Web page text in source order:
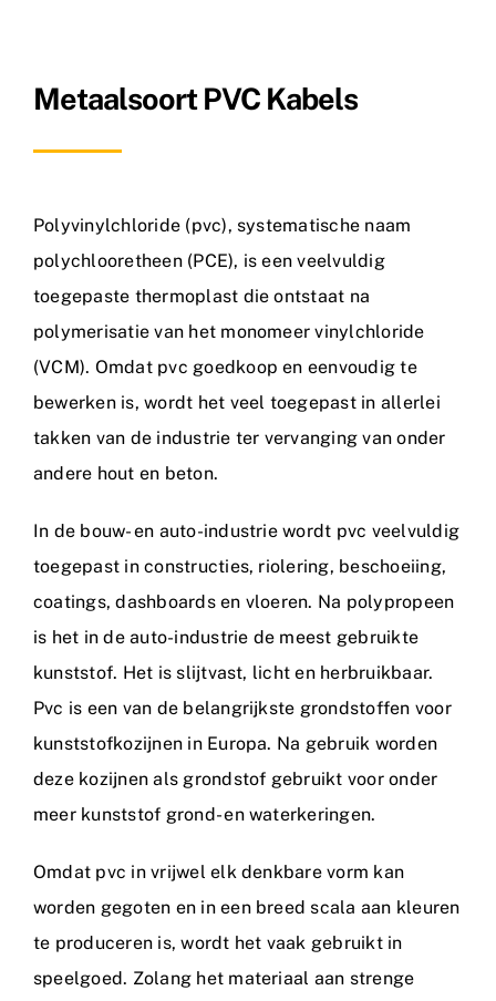
FAQ
Nieuws
Contact
Metaalsoort PVC Kabels
Polyvinylchloride (pvc), systematische naam
polychlooretheen (PCE), is een veelvuldig
toegepaste thermoplast die ontstaat na
polymerisatie van het monomeer vinylchloride
(VCM). Omdat pvc goedkoop en eenvoudig te
bewerken is, wordt het veel toegepast in allerlei
takken van de industrie ter vervanging van onder
andere hout en beton.
In de bouw- en auto-industrie wordt pvc veelvuldig
toegepast in constructies, riolering, beschoeiing,
coatings, dashboards en vloeren. Na polypropeen
is het in de auto-industrie de meest gebruikte
kunststof. Het is slijtvast, licht en herbruikbaar.
Pvc is een van de belangrijkste grondstoffen voor
kunststofkozijnen in Europa. Na gebruik worden
deze kozijnen als grondstof gebruikt voor onder
meer kunststof grond- en waterkeringen.
Omdat pvc in vrijwel elk denkbare vorm kan
worden gegoten en in een breed scala aan kleuren
te produceren is, wordt het vaak gebruikt in
speelgoed. Zolang het materiaal aan strenge